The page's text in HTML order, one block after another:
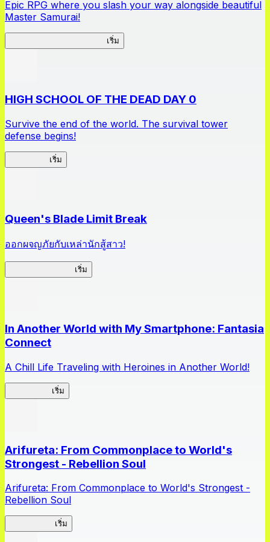
Epic RPG where you slash your way alongside beautiful
Master Samurai!
เริ่ม
HIGH SCHOOL OF THE DEAD DAY 0
Survive the end of the world. The survival tower
defense begins!
เริ่ม
Queen's Blade Limit Break
ออกผจญภัยกับเหล่านักสู้สาว!
เริ่ม
In Another World with My Smartphone: Fantasia
Connect
A Chill Life Traveling with Heroines in Another World!
เริ่ม
Arifureta: From Commonplace to World's
Strongest - Rebellion Soul
Arifureta: From Commonplace to World's Strongest -
Rebellion Soul
เริ่ม